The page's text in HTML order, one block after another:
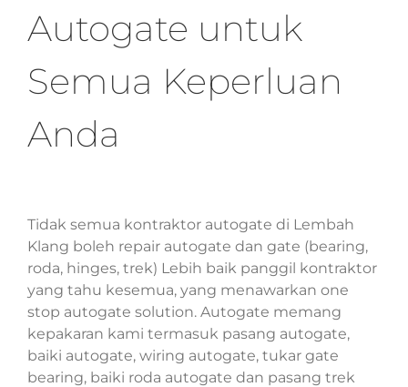
Autogate untuk
Semua Keperluan
Anda
Tidak semua kontraktor autogate di Lembah
Klang boleh repair autogate dan gate (bearing,
roda, hinges, trek) Lebih baik panggil kontraktor
yang tahu kesemua, yang menawarkan one
stop autogate solution. Autogate memang
kepakaran kami termasuk pasang autogate,
baiki autogate, wiring autogate, tukar gate
bearing, baiki roda autogate dan pasang trek